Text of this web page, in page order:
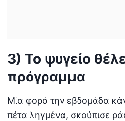
3) Το ψυγείο
πρόγραμμα
Μία φορά την εβδομάδα
πέτα ληγμένα, σκούπισε